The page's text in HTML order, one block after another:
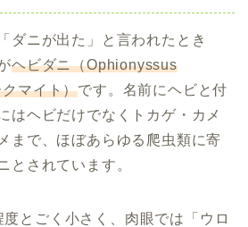
ダニが出た」と言われたとき
ヘビダニ（Ophionyssus
マイト）です。名前にヘビと付
はヘビだけでなくトカゲ・カメ
まで、ほぼあらゆる爬虫類に寄
とされています。
とごく小さく、肉眼では「ウロ